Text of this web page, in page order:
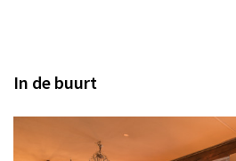
In de buurt